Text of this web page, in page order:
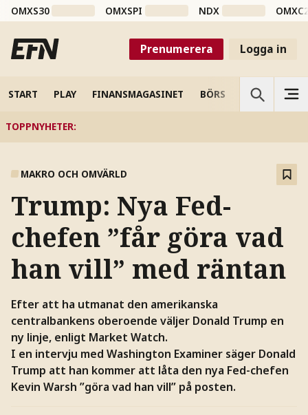
OMXS30 OMXSPI NDX
Prenumerera Logga in
START PLAY FINANSMAGASINET BÖRS VETENSKAP
TOPPNYHETER:
MAKRO OCH OMVÄRLD
Trump: Nya Fed-
chefen ”får göra vad
han vill” med räntan
Efter att ha utmanat den amerikanska
centralbankens oberoende väljer Donald Trump en
ny linje, enligt Market Watch.
I en intervju med Washington Examiner säger Donald
Trump att han kommer att låta den nya Fed-chefen
Kevin Warsh ”göra vad han vill” på posten.